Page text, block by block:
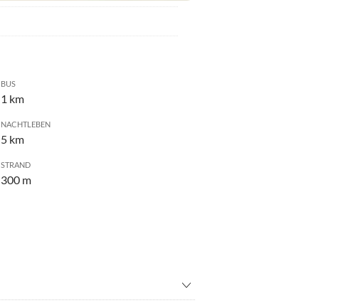
BUS
1 km
NACHTLEBEN
5 km
STRAND
300 m